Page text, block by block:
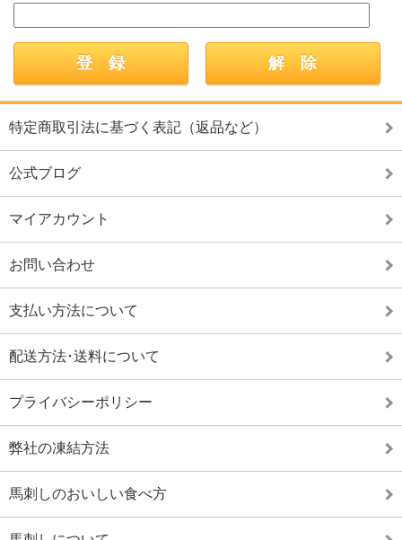
特定商取引法に基づく表記（返品など）
公式ブログ
マイアカウント
お問い合わせ
支払い方法について
配送方法･送料について
プライバシーポリシー
弊社の凍結方法
馬刺しのおいしい食べ方